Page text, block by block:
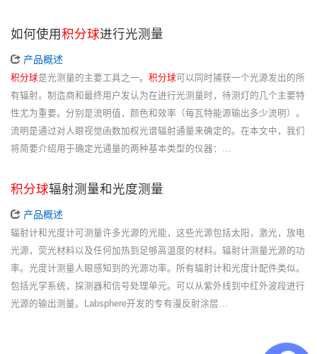
如何使用积分球进行光测量
产品概述
积分球是光测量的主要工具之一。 积分球 可以同时捕获一个光源发出的所
有辐射。制造商和最终用户发认为在进行光测量时，待测灯的几个主要特
性尤为重要。分别是流明值，颜色和效率（每瓦特能源输出多少流明）。
流明是通过对人眼视觉函数加权光谱辐射通量来确定的。在本文中，我们
将简要介绍用于确定光通量的两种基本类型的仪器：…
积分球辐射测量和光度测量
产品概述
辐射计和光度计可测量许多光源的光能，这些光源包括太阳，激光，放电
光源，荧光材料以及任何加热到足够高温度的材料。辐射计测量光源的功
率。光度计测量人眼感知到的光源功率。所有辐射计和光度计配件类似。
包括光学系统，探测器和信号处理单元。可以从紫外线到中红外波段进行
光源的输出测量。Labsphere开发的专有漫反射涂层…